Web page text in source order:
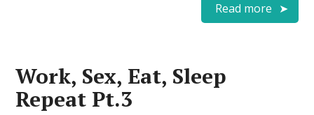
Read more
Work, Sex, Eat, Sleep
Repeat Pt.3